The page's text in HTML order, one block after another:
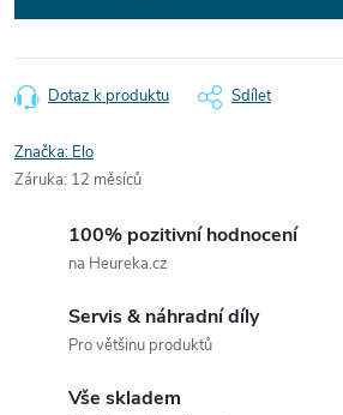
Dotaz k produktu Sdílet
Značka: Elo
Záruka: 12 měsíců
100% pozitivní hodnocení
na Heureka.cz
Servis & náhradní díly
Pro většinu produktů
Vše skladem